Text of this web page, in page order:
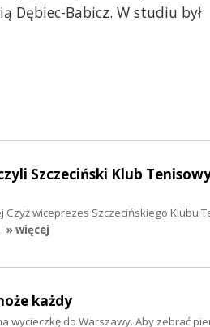
Dębiec-Babicz. W studiu był
Szczeciński Klub
wiceprezes Szczecińskiego Klubu
» więcej
każdy
wycieczkę do Warszawy. Aby zebrać